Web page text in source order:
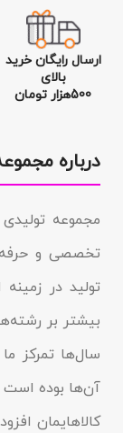
ارسال رایگان خرید
بالای
500هزار تومان
درباره مجموعه
مجموعه
تولید در زمینه
بیشتر بر
سال‌ها تمرکز
آن‌ها بوده است
کالاهایمان